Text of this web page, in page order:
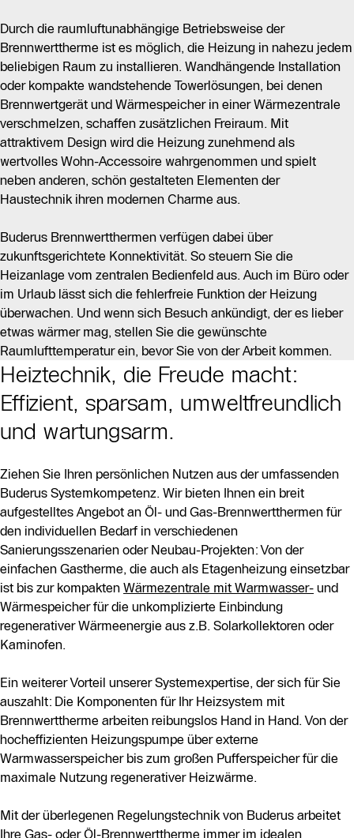
Durch die raumluftunabhängige Betriebsweise der
Brennwerttherme ist es möglich, die Heizung in nahezu jedem
beliebigen Raum zu installieren. Wandhängende Installation
oder kompakte wandstehende Towerlösungen, bei denen
Brennwertgerät und Wärmespeicher in einer Wärmezentrale
verschmelzen, schaffen zusätzlichen Freiraum. Mit
attraktivem Design wird die Heizung zunehmend als
wertvolles Wohn-Accessoire wahrgenommen und spielt
neben anderen, schön gestalteten Elementen der
Haustechnik ihren modernen Charme aus.
Buderus Brennwertthermen verfügen dabei über
zukunftsgerichtete Konnektivität. So steuern Sie die
Heizanlage vom zentralen Bedienfeld aus. Auch im Büro oder
im Urlaub lässt sich die fehlerfreie Funktion der Heizung
überwachen. Und wenn sich Besuch ankündigt, der es lieber
etwas wärmer mag, stellen Sie die gewünschte
Raumlufttemperatur ein, bevor Sie von der Arbeit kommen.
Heiztechnik, die Freude macht:
Effizient, sparsam, umweltfreundlich
und wartungsarm.
Ziehen Sie Ihren persönlichen Nutzen aus der umfassenden
Buderus Systemkompetenz. Wir bieten Ihnen ein breit
aufgestelltes Angebot an Öl- und Gas-Brennwertthermen für
den individuellen Bedarf in verschiedenen
Sanierungsszenarien oder Neubau-Projekten: Von der
einfachen Gastherme, die auch als Etagenheizung einsetzbar
ist bis zur kompakten Wärmezentrale mit Warmwasser- und
Wärmespeicher für die unkomplizierte Einbindung
regenerativer Wärmeenergie aus z.B. Solarkollektoren oder
Kaminofen.
Ein weiterer Vorteil unserer Systemexpertise, der sich für Sie
auszahlt: Die Komponenten für Ihr Heizsystem mit
Brennwerttherme arbeiten reibungslos Hand in Hand. Von der
hocheffizienten Heizungspumpe über externe
Warmwasserspeicher bis zum großen Pufferspeicher für die
maximale Nutzung regenerativer Heizwärme.
Mit der überlegenen Regelungstechnik von Buderus arbeitet
Ihre Gas- oder Öl-Brennwerttherme immer im idealen